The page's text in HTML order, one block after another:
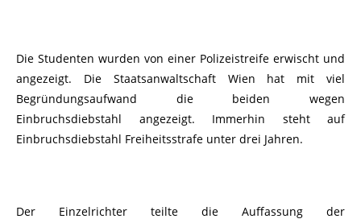
Die Studenten wurden von einer Polizeistreife erwischt und
angezeigt. Die Staatsanwaltschaft Wien hat mit viel
Begründungsaufwand die beiden wegen
Einbruchsdiebstahl angezeigt. Immerhin steht auf
Einbruchsdiebstahl Freiheitsstrafe unter drei Jahren.
Der Einzelrichter teilte die Auffassung der